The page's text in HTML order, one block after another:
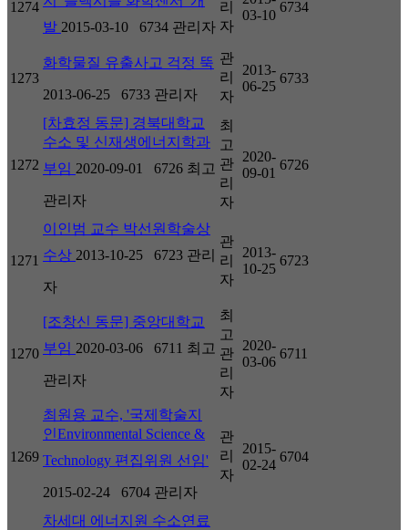
1274
발 2015-03-10 6734 관리자
리
자
03-10
6734
1273
화학물질 유출사고 걱정 뚝
2013-06-25 6733 관리자
관
리
자
2013-
06-25
6733
1272
[차효정 동문] 경북대학교
수소 및 신재생에너지학과
부임 2020-09-01 6726 최고
관리자
최
고
관
리
자
2020-
09-01
6726
1271
이인범 교수 박선원학술상
수상 2013-10-25 6723 관리
자
관
리
자
2013-
10-25
6723
1270
[조창신 동문] 중앙대학교
부임 2020-03-06 6711 최고
관리자
최
고
관
리
자
2020-
03-06
6711
1269
최원용 교수, '국제학술지
인Environmental Science &
Technology 편집위원 선임'
2015-02-24 6704 관리자
관
리
자
2015-
02-24
6704
차세대 에너지원 수소연료